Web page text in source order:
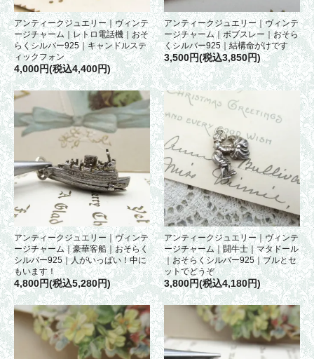
アンティークジュエリー｜ヴィンテ
ージチャーム｜レトロ電話機｜おそ
らくシルバー925｜キャンドルステ
ィックフォン
4,000円(税込4,400円)
アンティークジュエリー｜ヴィンテ
ージチャーム｜ボブスレー｜おそら
くシルバー925｜結構命がけです
3,500円(税込3,850円)
アンティークジュエリー｜ヴィンテ
ージチャーム｜豪華客船｜おそらく
シルバー925｜人がいっぱい！中に
もいます！
4,800円(税込5,280円)
アンティークジュエリー｜ヴィンテ
ージチャーム｜闘牛士｜マタドール
｜おそらくシルバー925｜ブルとセ
ットでどうぞ
3,800円(税込4,180円)